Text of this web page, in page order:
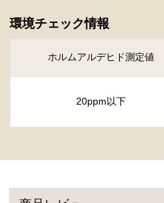
環境チェック情報
ホルムアルデヒド測定値
20ppm以下